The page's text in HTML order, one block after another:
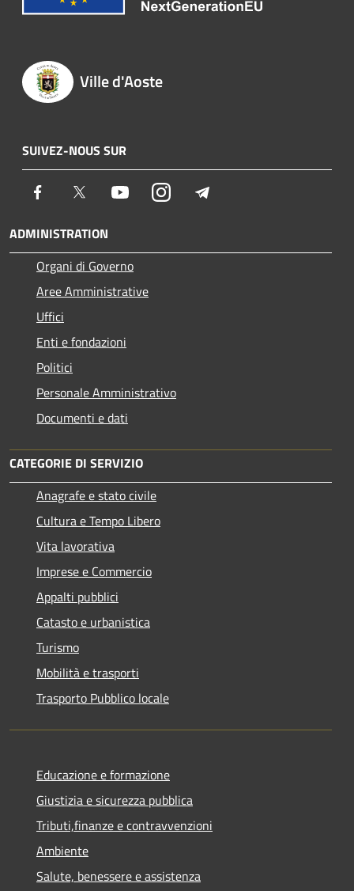
Ville d'Aoste
SUIVEZ-NOUS SUR
Facebook Twitter YoutubeInstagram
ADMINISTRATION
Organi di Governo
Aree Amministrative
Uffici
Enti e fondazioni
Politici
Personale Amministrativo
Documenti e dati
CATEGORIE DI SERVIZIO
Anagrafe e stato civile
Cultura e Tempo Libero
Vita lavorativa
Imprese e Commercio
Appalti pubblici
Catasto e urbanistica
Turismo
Mobilità e trasporti
Trasporto Pubblico locale
Educazione e formazione
Giustizia e sicurezza pubblica
Tributi,finanze e contravvenzioni
Ambiente
Salute, benessere e assistenza